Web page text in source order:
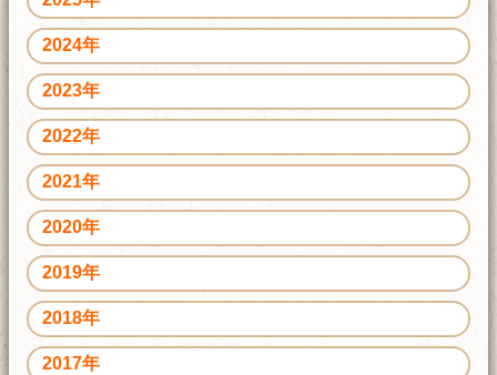
2024年
2023年
2022年
2021年
2020年
2019年
2018年
2017年